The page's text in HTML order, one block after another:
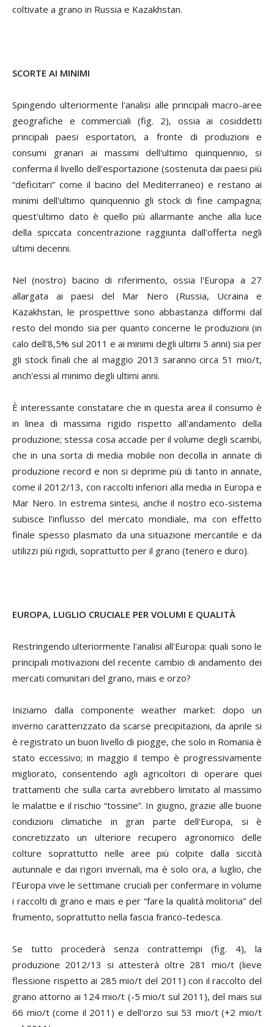
coltivate a grano in Russia e Kazakhstan.
SCORTE AI MINIMI
Spingendo ulteriormente l'analisi alle principali macro-aree
geografiche e commerciali (fig. 2), ossia ai cosiddetti
principali paesi esportatori, a fronte di produzioni e
consumi granari ai massimi dell'ultimo quinquennio, si
conferma il livello dell'esportazione (sostenuta dai paesi più
“deficitari” come il bacino del Mediterraneo) e restano ai
minimi dell'ultimo quinquennio gli stock di fine campagna;
quest'ultimo dato è quello più allarmante anche alla luce
della spiccata concentrazione raggiunta dall'offerta negli
ultimi decenni.
Nel (nostro) bacino di riferimento, ossia l'Europa a 27
allargata ai paesi del Mar Nero (Russia, Ucraina e
Kazakhstan, le prospettive sono abbastanza difformi dal
resto del mondo sia per quanto concerne le produzioni (in
calo dell'8,5% sul 2011 e ai minimi degli ultimi 5 anni) sia per
gli stock finali che al maggio 2013 saranno circa 51 mio/t,
anch'essi al minimo degli ultimi anni.
È interessante constatare che in questa area il consumo è
in linea di massima rigido rispetto all'andamento della
produzione; stessa cosa accade per il volume degli scambi,
che in una sorta di media mobile non decolla in annate di
produzione record e non si deprime più di tanto in annate,
come il 2012/13, con raccolti inferiori alla media in Europa e
Mar Nero. In estrema sintesi, anche il nostro eco-sistema
subisce l'influsso del mercato mondiale, ma con effetto
finale spesso plasmato da una situazione mercantile e da
utilizzi più rigidi, soprattutto per il grano (tenero e duro).
EUROPA, LUGLIO CRUCIALE PER VOLUMI E QUALITÀ
Restringendo ulteriormente l'analisi all'Europa: quali sono le
principali motivazioni del recente cambio di andamento dei
mercati comunitari del grano, mais e orzo?
Iniziamo dalla componente weather market: dopo un
inverno caratterizzato da scarse precipitazioni, da aprile si
è registrato un buon livello di piogge, che solo in Romania è
stato eccessivo; in maggio il tempo è progressivamente
migliorato, consentendo agli agricoltori di operare quei
trattamenti che sulla carta avrebbero limitato al massimo
le malattie e il rischio “tossine”. In giugno, grazie alle buone
condizioni climatiche in gran parte dell'Europa, si è
concretizzato un ulteriore recupero agronomico delle
colture soprattutto nelle aree più colpite dalla siccità
autunnale e dai rigori invernali, ma è solo ora, a luglio, che
l'Europa vive le settimane cruciali per confermare in volume
i raccolti di grano e mais e per “fare la qualità molitoria” del
frumento, soprattutto nella fascia franco-tedesca.
Se tutto procederà senza contrattempi (fig. 4), la
produzione 2012/13 si attesterà oltre 281 mio/t (lieve
flessione rispetto ai 285 mio/t del 2011) con il raccolto del
grano attorno ai 124 mio/t (-5 mio/t sul 2011), del mais sui
66 mio/t (come il 2011) e dell'orzo sui 53 mio/t (+2 mio/t